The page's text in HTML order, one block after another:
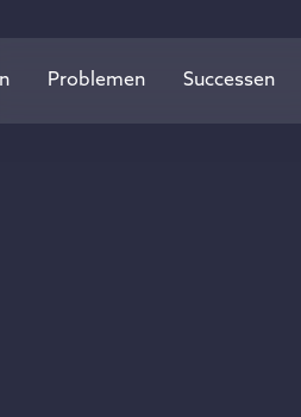
Problemen Successen